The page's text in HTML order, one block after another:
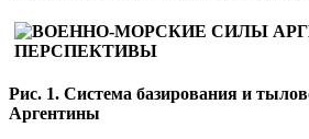
Рис. 1. Система базирования и
Аргентины